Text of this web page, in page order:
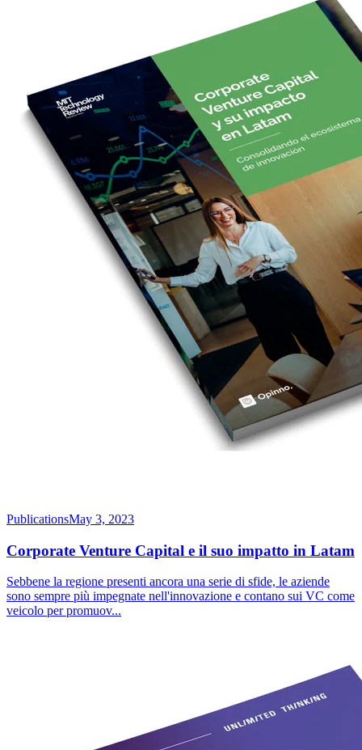
PublicationsMay 3, 2023
Corporate Venture Capital e il suo impatto in Latam
Sebbene la regione presenti ancora una serie di sfide, le aziende
sono sempre più impegnate nell'innovazione e contano sui VC come
veicolo per promuov...